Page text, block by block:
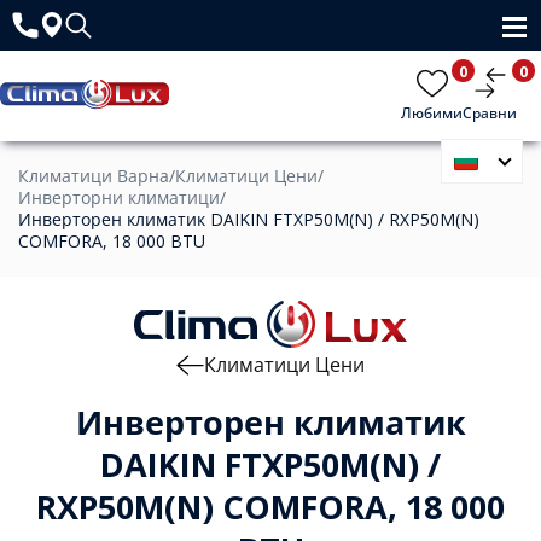
Любими
0
Сравни
0
Климатици Варна/Климатици Цени/
Инверторни климатици/
Инверторен климатик DAIKIN FTXP50M(N) / RXP50M(N)
COMFORA, 18 000 BTU
Инверторен климатик
DAIKIN FTXP50M(N) /
RXP50M(N) COMFORA, 18 000
Климатици Цени